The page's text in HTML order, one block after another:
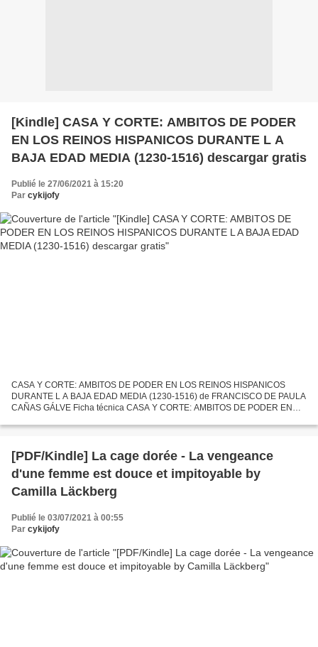
[Kindle] CASA Y CORTE: AMBITOS DE PODER
EN LOS REINOS HISPANICOS DURANTE L A
BAJA EDAD MEDIA (1230-1516) descargar gratis
Publié le 27/06/2021 à 15:20
Par cykijofy
CASA Y CORTE: AMBITOS DE PODER EN LOS REINOS HISPANICOS
DURANTE L A BAJA EDAD MEDIA (1230-1516) de FRANCISCO DE PAULA
CAÑAS GÁLVE Ficha técnica CASA Y CORTE: AMBITOS DE PODER EN
FRANCISCO DE...
[PDF/Kindle] La cage dorée - La vengeance
d'une femme est douce et impitoyable by
Camilla Läckberg
Publié le 03/07/2021 à 00:55
Par cykijofy